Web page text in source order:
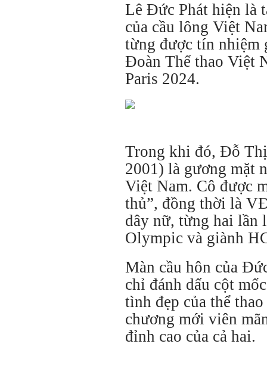
Lê Đức Phát hiện là
của cầu lông Việt
từng được tín nhiệm
Đoàn Thể thao Việt
Paris 2024.
Trong khi đó, Đỗ
2001) là gương mặt
Việt Nam. Cô được
thủ”, đồng thời là
dây nữ, từng hai lần
Olympic và giành
Màn cầu hôn của
chỉ đánh dấu cột
tình đẹp của thể
chương mới viên
đỉnh cao của cả hai.